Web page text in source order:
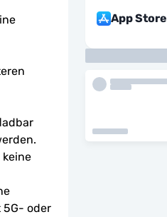
5G- oder
App Store